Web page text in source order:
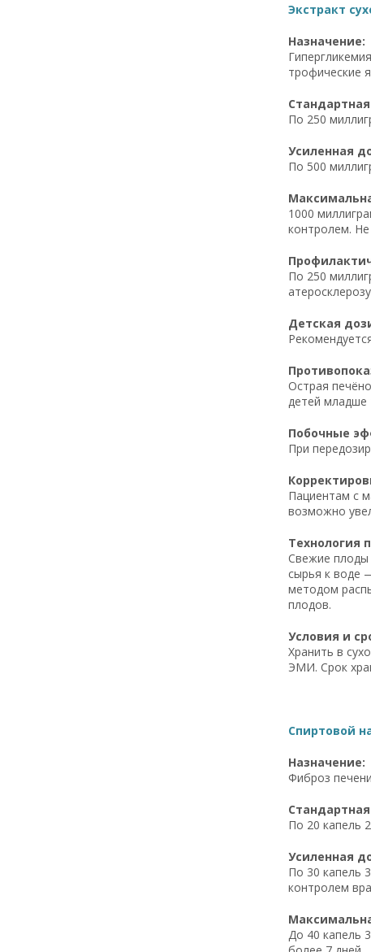
Экстракт
Назначение:
трофические
По 250
Усиленная
По 500
1000
контролем.
По 250
Детская
Острая
детей младше
Побочные
При
Пациентам с
возможно
Технология
Свежие плоды
сырья к воде
методом
плодов.
Условия и
Хранить в
ЭМИ. Срок
Спиртовой
Назначение:
Фиброз
По 20 капель
Усиленная
По 30 капель
контролем
До 40 капель